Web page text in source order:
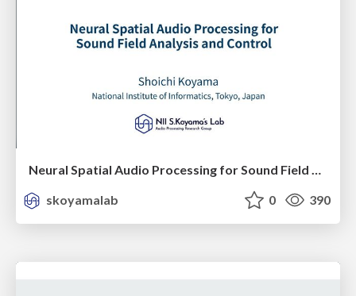
Neural Spatial Audio Processing for Sound Field Analysis and Control
skoyamalab
0 390